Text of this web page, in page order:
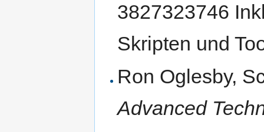
3827323746
Skripten und
Ron Oglesby,
Advanced